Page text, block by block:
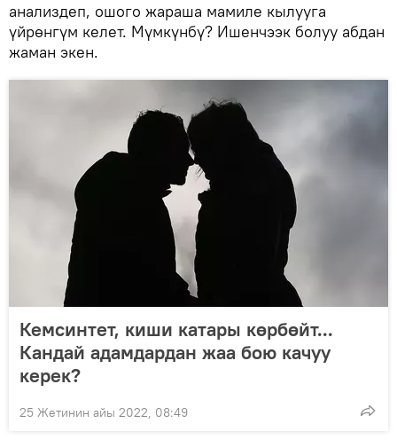
анализдеп, ошого жараша мамиле кылууга
үйрөнгүм келет. Мүмкүнбү? Ишенчээк болуу абдан
жаман экен.
Кемсинтет, киши катары көрбөйт...
Кандай адамдардан жаа бою качуу
керек?
25 Жетинин айы 2022, 08:49